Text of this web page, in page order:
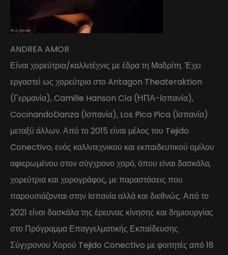
ANDREA AMOR
Είναι χορεύτρια/καλλιτέχνις με έδρα τη Μαδρίτη. Έχει
εργαστεί ως χορεύτρια στο Antagon Theateraktion
(Γερμανία), Camille Hanson Cía (ΗΠΑ-Ισπανία),
CocinandoDanza (Ισπανία), Los Pica Pica (Ισπανία)
μεταξύ άλλων. Από το 2015 είναι μέλος του Tejido
Conectivo, ενός καλλιτεχνικού και εκπαιδευτικού ομίλου
αφιερωμένου στον σύγχρονο χορό, όπου είναι δασκάλα,
χορεύτρια και χορογράφος, με παραστάσεις που
παρουσιάζονται στην Ισπανία αλλά και διεθνώς. Από το
2021 είναι δασκάλα της έρευνας κίνησης και δημιουργίας
στο Πρόγραμμα Επαγγελματικής Εκπαίδευσης
Σύγχρονου Χορού Tejido Conectivo με φοιτητές από 18